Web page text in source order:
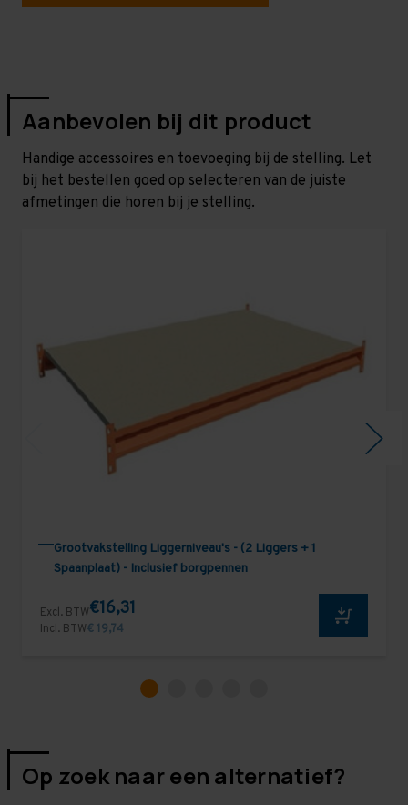
Aanbevolen bij dit product
Handige accessoires en toevoeging bij de stelling. Let
bij het bestellen goed op selecteren van de juiste
afmetingen die horen bij je stelling.
Grootvakstelling Liggerniveau's - (2 Liggers + 1
Spaanplaat) - Inclusief borgpennen
Excl. BTW€16,31
Incl. BTW€ 19,74
Op zoek naar een alternatief?